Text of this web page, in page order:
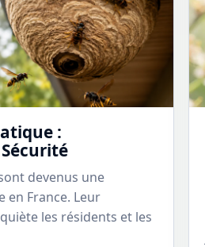
:
devenus une
en France. Leur
les résidents et les